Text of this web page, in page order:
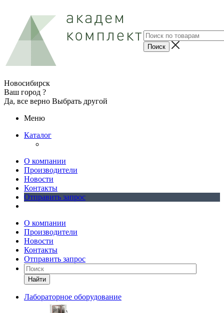
Новосибирск
Ваш город ?
Да, все верно Выбрать другой
Меню
Каталог
О компании
Производители
Новости
Контакты
Отправить запрос
О компании
Производители
Новости
Контакты
Отправить запрос
Найти
Лабораторное оборудование